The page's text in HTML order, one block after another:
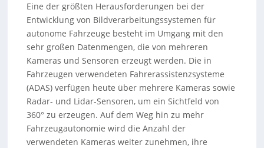
Eine der größten Herausforderungen bei der
Entwicklung von Bildverarbeitungssystemen für
autonome Fahrzeuge besteht im Umgang mit den
sehr großen Datenmengen, die von mehreren
Kameras und Sensoren erzeugt werden. Die in
Fahrzeugen verwendeten Fahrerassistenzsysteme
(ADAS) verfügen heute über mehrere Kameras sowie
Radar- und Lidar-Sensoren, um ein Sichtfeld von
360° zu erzeugen. Auf dem Weg hin zu mehr
Fahrzeugautonomie wird die Anzahl der
verwendeten Kameras weiter zunehmen, ihre